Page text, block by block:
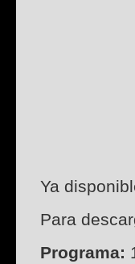
Ya
Para
Programa: